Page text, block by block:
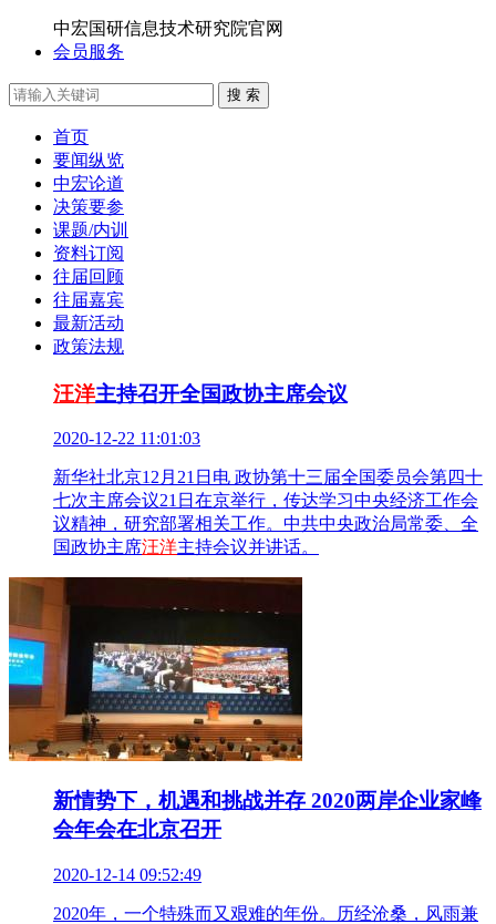
中宏国研信息技术研究院官网
会员服务
搜 索
首页
要闻纵览
中宏论道
决策要参
课题/内训
资料订阅
往届回顾
往届嘉宾
最新活动
政策法规
汪洋主持召开全国政协主席会议
2020-12-22 11:01:03
新华社北京12月21日电 政协第十三届全国委员会第四十
七次主席会议21日在京举行，传达学习中央经济工作会
议精神，研究部署相关工作。中共中央政治局常委、全
国政协主席汪洋主持会议并讲话。
新情势下，机遇和挑战并存 2020两岸企业家峰
会年会在北京召开
2020-12-14 09:52:49
2020年，一个特殊而又艰难的年份。历经沧桑，风雨兼